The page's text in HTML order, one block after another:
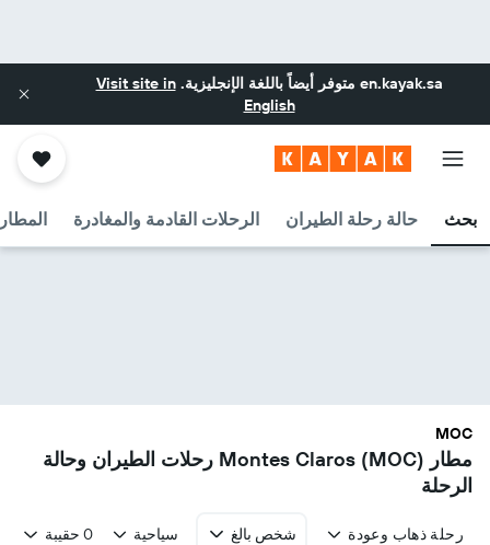
en.kayak.sa متوفر أيضاً باللغة الإنجليزية.Visit site in
English
بحث حالة رحلة الطيران الرحلات القادمة والمغادرة
MOC
مطار Montes Claros (MOC) رحلات الطيران وحالة
الرحلة
رحلة ذهاب وعودة شخص بالغ سياحية 0 حقيبة